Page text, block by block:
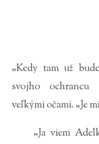
„Kedy tam už
svojho ochrancu
veľkými očami. „Je
„Ja viem